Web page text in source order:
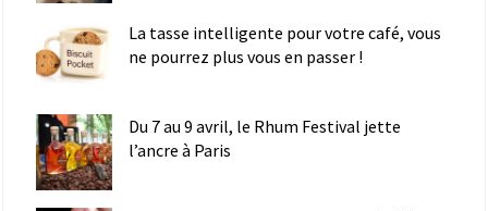
La tasse intelligente pour votre café, vous
ne pourrez plus vous en passer !
Du 7 au 9 avril, le Rhum Festival jette
l’ancre à Paris